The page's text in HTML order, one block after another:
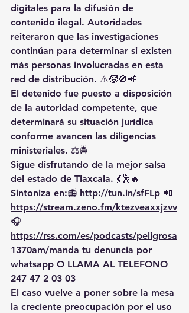
digitales para la difusión de
contenido ilegal. Autoridades
reiteraron que las investigaciones
continúan para determinar si existen
más personas involucradas en esta
red de distribución. ⚠️🧒🚫📲
El detenido fue puesto a disposición
de la autoridad competente, que
determinará su situación jurídica
conforme avancen las diligencias
ministeriales. ⚖️🚔
Sigue disfrutando de la mejor salsa
del estado de Tlaxcala. 💃🕺🔥
Sintoniza en:📻 http://tun.in/sfFLp 📲
https://stream.zeno.fm/ktezveaxxjzvv
🎧
https://rss.com/es/podcasts/peligrosa
1370am/manda tu denuncia por
whatsapp O LLAMA AL TELEFONO
247 47 2 03 03
El caso vuelve a poner sobre la mesa
la creciente preocupación por el uso